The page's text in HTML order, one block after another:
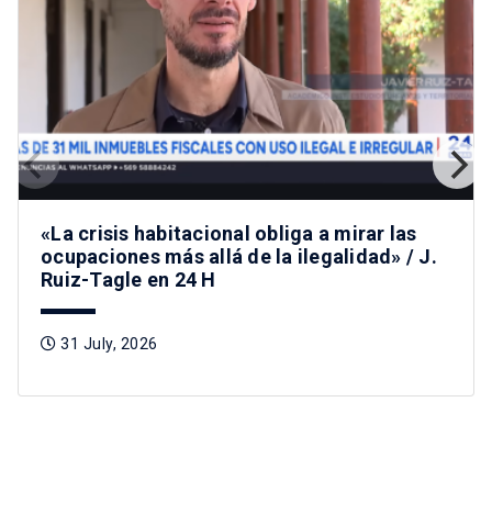
«La crisis habitacional obliga a mirar las
ocupaciones más allá de la ilegalidad» / J.
Ruiz-Tagle en 24 H
31 July, 2026